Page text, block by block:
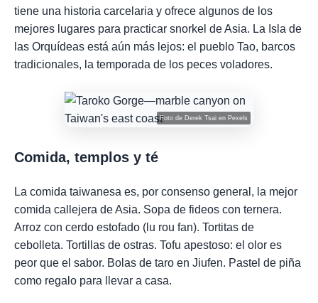
tiene una historia carcelaria y ofrece algunos de los
mejores lugares para practicar snorkel de Asia. La Isla de
las Orquídeas está aún más lejos: el pueblo Tao, barcos
tradicionales, la temporada de los peces voladores.
Foto de Derek Tsaien Pexels
Comida, templos y té
La comida taiwanesa es, por consenso general, la mejor
comida callejera de Asia. Sopa de fideos con ternera.
Arroz con cerdo estofado (lu rou fan). Tortitas de
cebolleta. Tortillas de ostras. Tofu apestoso: el olor es
peor que el sabor. Bolas de taro en Jiufen. Pastel de piña
como regalo para llevar a casa.